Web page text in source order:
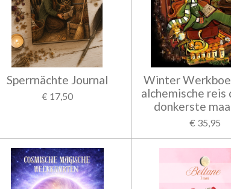
Sperrnächte Journal
€ 17,50
Winter
alchemische reis
donkerste
€ 35,95